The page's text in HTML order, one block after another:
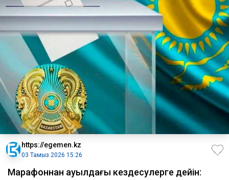
https://egemen.kz
03 Тамыз 2026 15:26
Марафоннан ауылдағы кездесулерге дейін: